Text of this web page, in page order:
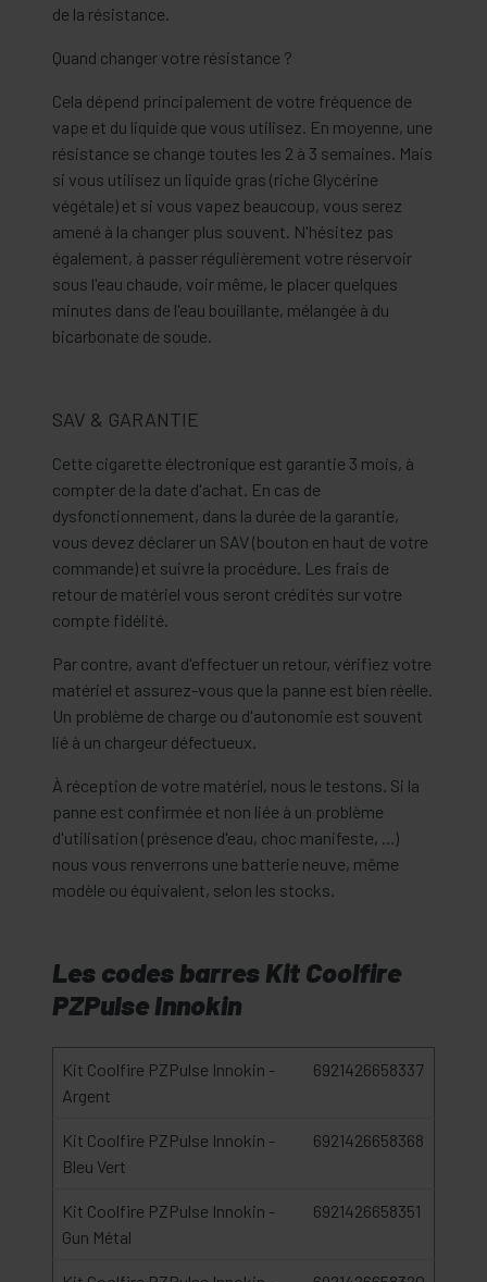
de la résistance.
Quand changer votre résistance ?
Cela dépend principalement de votre fréquence de
vape et du liquide que vous utilisez. En moyenne, une
résistance se change toutes les 2 à 3 semaines. Mais
si vous utilisez un liquide gras (riche Glycérine
végétale) et si vous vapez beaucoup, vous serez
amené à la changer plus souvent. N'hésitez pas
également, à passer régulièrement votre réservoir
sous l'eau chaude, voir même, le placer quelques
minutes dans de l'eau bouillante, mélangée à du
bicarbonate de soude.
SAV & GARANTIE
Cette cigarette électronique est garantie 3 mois, à
compter de la date d'achat. En cas de
dysfonctionnement, dans la durée de la garantie,
vous devez déclarer un SAV (bouton en haut de votre
commande) et suivre la procédure. Les frais de
retour de matériel vous seront crédités sur votre
compte fidélité.
Par contre, avant d'effectuer un retour, vérifiez votre
matériel et assurez-vous que la panne est bien réelle.
Un problème de charge ou d'autonomie est souvent
lié à un chargeur défectueux.
À réception de votre matériel, nous le testons. Si la
panne est confirmée et non liée à un problème
d'utilisation (présence d'eau, choc manifeste, ...)
nous vous renverrons une batterie neuve, même
modèle ou équivalent, selon les stocks.
Les codes barres Kit Coolfire
PZPulse Innokin
Kit Coolfire PZPulse Innokin -
Argent
6921426658337
Kit Coolfire PZPulse Innokin -
Bleu Vert
6921426658368
Kit Coolfire PZPulse Innokin -
Gun Métal
6921426658351